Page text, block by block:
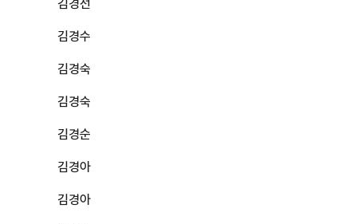
김경선
김경수
김경숙
김경숙
김경순
김경아
김경아